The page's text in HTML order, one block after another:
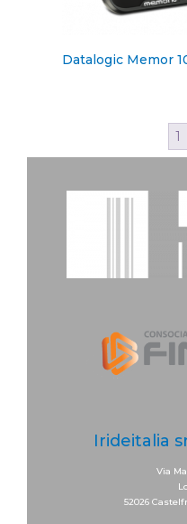
Datalogic Memor
1
Irideitalia
Via
52026